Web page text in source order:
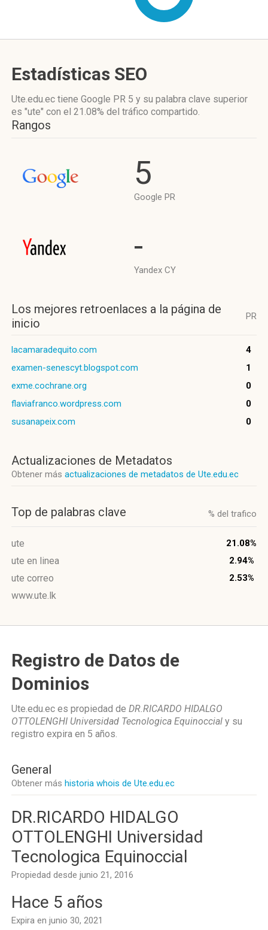
Estadísticas SEO
Ute.edu.ec tiene Google PR 5 y su palabra clave superior
es "ute" con el 21.08% del tráfico compartido.
Rangos
5
Google PR
-
Yandex CY
Los mejores retroenlaces a la página de
inicio
PR
lacamaradequito.com
4
examen-senescyt.blogspot.com
1
exme.cochrane.org
0
flaviafranco.wordpress.com
0
susanapeix.com
0
Actualizaciones de Metadatos
Obtener más actualizaciones de metadatos de Ute.edu.ec
Top de palabras clave % del trafico
ute 21.08%
ute en linea 2.94%
ute correo 2.53%
www.ute.lk
Registro de Datos de
Dominios
Ute.edu.ec es propiedad de DR.RICARDO HIDALGO
OTTOLENGHI Universidad Tecnologica Equinoccial y su
registro expira en 5 años.
General
Obtener más historia whois de Ute.edu.ec
DR.RICARDO HIDALGO
OTTOLENGHI Universidad
Tecnologica Equinoccial
Propiedad desde junio 21, 2016
Hace 5 años
Expira en junio 30, 2021